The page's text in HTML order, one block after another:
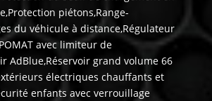
piétons,Range-
du véhicule à distance,Régulateur
avec limiteur de
AdBlue,Réservoir grand volume 66
électriques chauffants et
enfants avec verrouillage